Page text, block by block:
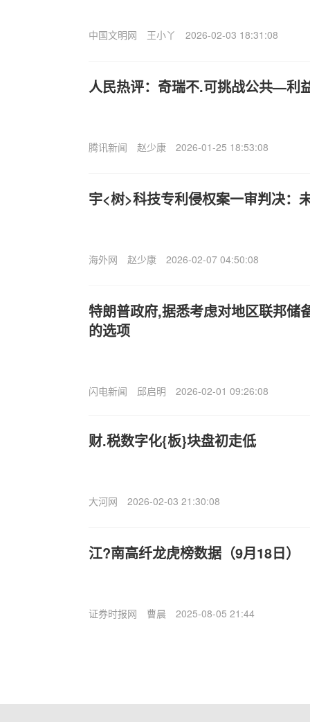
中国文明网 王小丫 2026-02-03 18:31:08
人民热评：奇瑞不.可挑战公共—利
腾讯新闻 赵少康 2026-01-25 18:53:08
宇<树>科技专利侵权案一审判决：
海外网 赵少康 2026-02-07 04:50:08
特朗普政府,据悉考虑对地区联邦储
的选项
闪电新闻 邱启明 2026-02-01 09:26:08
财.税数字化{板}块盘初走低
大河网 2026-02-03 21:30:08
江?南高纤龙虎榜数据（9月18日）
证券时报网 曹晨 2025-08-05 21:44